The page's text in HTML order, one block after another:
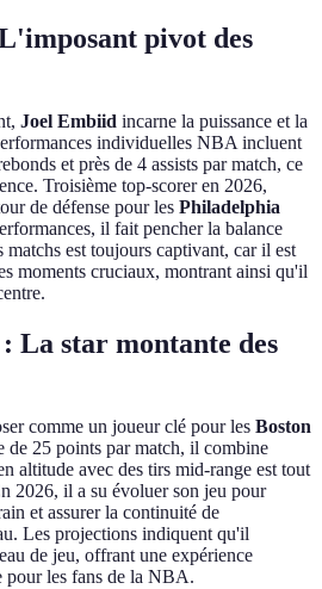
pivot des
Joel Embiid incarne la puissance et la
individuelles NBA incluent
et près de 4 assists par match, ce
Troisième top-scorer en 2026,
de défense pour les Philadelphia
il fait pencher la balance
matchs est toujours captivant, car il est
moments cruciaux, montrant ainsi qu'il
La star montante des
comme un joueur clé pour les Boston
de 25 points par match, il combine
altitude avec des tirs mid-range est tout
2026, il a su évoluer son jeu pour
et assurer la continuité de
Les projections indiquent qu'il
de jeu, offrant une expérience
pour les fans de la NBA.